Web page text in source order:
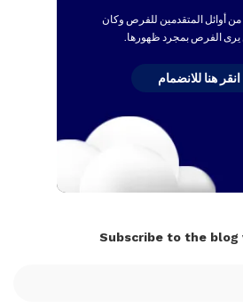
أوائل المتقدمين للفرص وكان
الفرص بمجرد ظهورها.
انقر هنا للانضمام
Subscribe to the blog